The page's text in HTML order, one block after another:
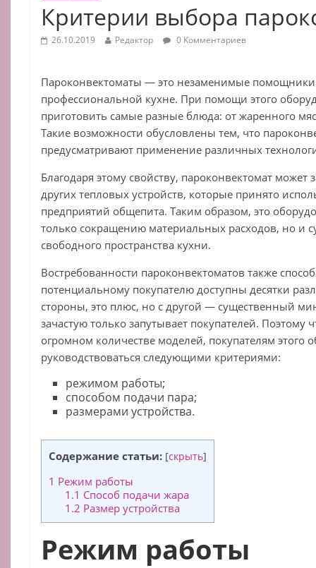
Критерии выбора
26.10.2019 Редактор 0 Комментариев
Пароконвектоматы — это незаменимые
профессиональной кухне. При помощи этого
приготовить самые разные блюда: от жаренного
Такие возможности обусловлены тем, что
предусматривают применение различных
Благодаря этому свойству, пароконвектомат может
других тепловых устройств, которые принято
предприятий общепита. Таким образом, это
только сокращению материальных расходов, но и
свободного пространства кухни.
Востребованности пароконвектоматов также
потенциальному покупателю доступны десятки
стороны, это плюс, но с другой — существенный
зачастую только запутывает покупателей. Поэтому
огромном количестве моделей, покупателям этого
руководствоваться следующими критериями:
режимом работы;
способом подачи пара;
размерами устройства.
Содержание статьи: [скрыть]
1 Режим работы
1.1 Способ подачи жара
1.2 Размер устройства
Режим работы